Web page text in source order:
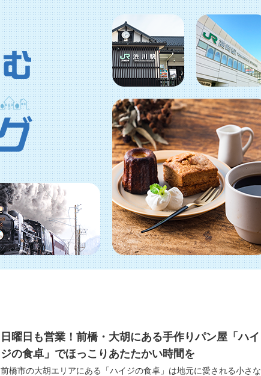
日曜日も営業！前橋・大胡にある手作りパン屋「ハイ
ジの食卓」でほっこりあたたかい時間を
前橋市の大胡エリアにある「ハイジの食卓」は地元に愛される小さな